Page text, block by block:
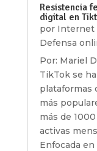
Resistencia
digital en
por Internet
Defensa
Por: Mariel
TikTok se
plataformas
más
más de
activas
Enfocada en